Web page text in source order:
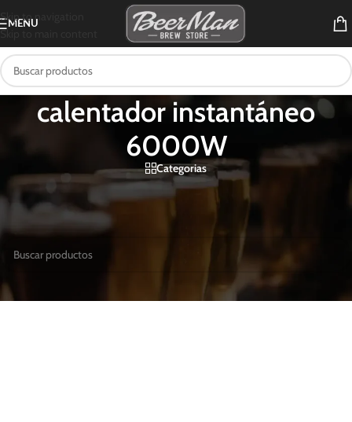
Skip to navigation
Skip to main content
MENU
calentador instantáneo
6000W
Categorias
Productos etiquetados “calentador instantáneo 6000W”
No se encontraron productos que concuerden con la selección.